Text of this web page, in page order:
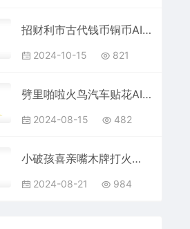
招财利市古代钱币铜币AI8.0格式激光打标文件通用矢量图
2024-10-15 821
劈里啪啦火鸟汽车贴花AI8.0格式激光打标文件通用矢量图
2024-08-15 482
小破孩喜亲嘴木牌打火机AI8.0格式激光打标文件通用矢量图
2024-08-21 984